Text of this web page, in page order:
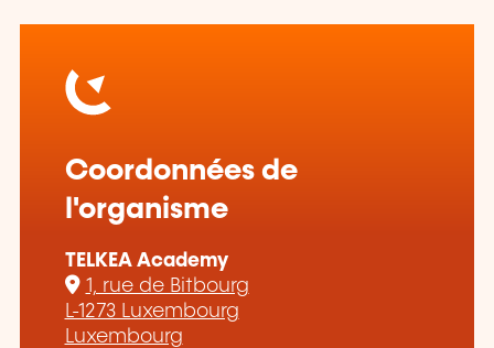
Coordonnées de
l'organisme
TELKEA Academy
1, rue de Bitbourg
L-1273 Luxembourg
Luxembourg